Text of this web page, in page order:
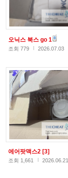
오닉스 북스 go 1
조회 779 2026.07.03
에어팟맥스2 [3]
조회 1,661 2026.06.21